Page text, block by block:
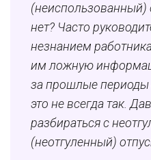
(неиспользованный)
нет? Часто
незнанием
им ложную
за прошлые периоды
это не всегда так.
разбираться с
(неотгуленный)